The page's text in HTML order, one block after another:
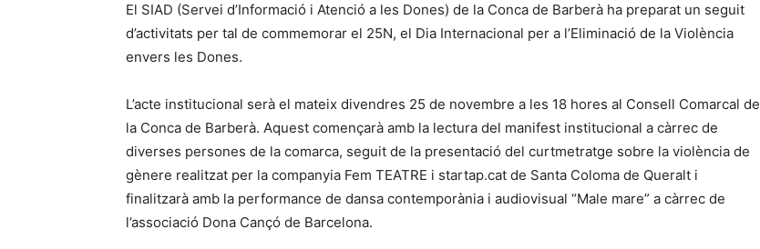
El SIAD (Servei d’Informació i Atenció a les Dones) de la Conca de Barberà ha preparat un seguit
d’activitats per tal de commemorar el 25N, el Dia Internacional per a l’Eliminació de la Violència
envers les Dones.
L’acte institucional serà el mateix divendres 25 de novembre a les 18 hores al Consell Comarcal de
la Conca de Barberà. Aquest començarà amb la lectura del manifest institucional a càrrec de
diverses persones de la comarca, seguit de la presentació del curtmetratge sobre la violència de
gènere realitzat per la companyia Fem TEATRE i startap.cat de Santa Coloma de Queralt i
finalitzarà amb la performance de dansa contemporània i audiovisual “Male mare” a càrrec de
l’associació Dona Cançó de Barcelona.